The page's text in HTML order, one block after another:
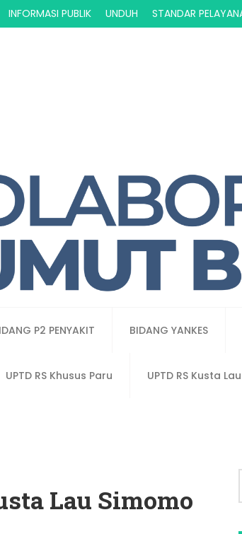
INFORMASI PUBLIK UNDUH STANDAR
P2 PENYAKIT BIDANG YANKES
UPTD RS Khusus Paru UPTD RS Kusta
Lau Simomo